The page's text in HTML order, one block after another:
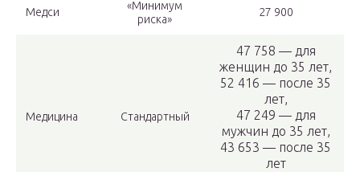
Медси
«Минимум
риска»
27 900
Медицина Стандартный
47 758 — для
женщин до 35 лет,
52 416 — после 35
лет,
47 249 — для
мужчин до 35 лет,
43 653 — после 35
лет